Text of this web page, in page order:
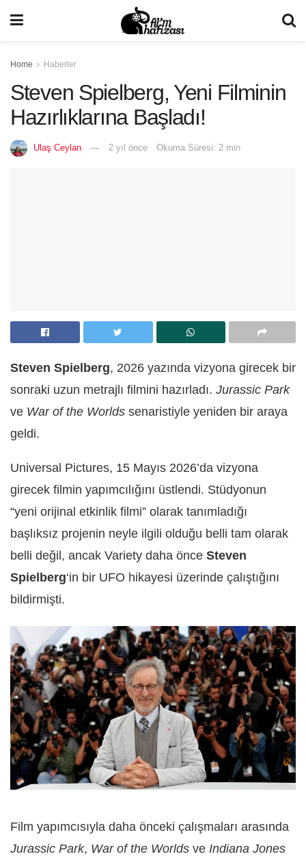
Home Haberler
Steven Spielberg, Yeni Filminin
Hazırlıklarına Başladı!
Ulaş Ceylan 2 yıl önce Okuma Süresi: 2 min
Steven Spielberg, 2026 yazında vizyona girecek bir
sonraki uzun metrajlı filmini hazırladı. Jurassic Park
ve War of the Worlds senaristiyle yeniden bir araya
geldi.
Universal Pictures, 15 Mayıs 2026’da vizyona
girecek filmin yapımcılığını üstlendi. Stüdyonun
“yeni orijinal etkinlik filmi” olarak tanımladığı
başlıksız projenin neyle ilgili olduğu belli tam olarak
belli değil, ancak Variety daha önce Steven
Spielberg‘in bir UFO hikayesi üzerinde çalıştığını
bildirmişti.
Film yapımcısıyla daha önceki çalışmaları arasında
Jurassic Park, War of the Worlds ve Indiana Jones